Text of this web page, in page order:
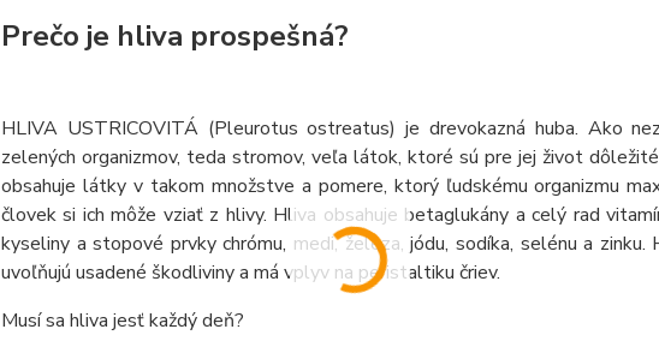
Prečo je hliva prospešná?
HLIVA USTRICOVITÁ (Pleurotus ostreatus) je drevokazná huba. Ako
zelených organizmov, teda stromov, veľa látok, ktoré sú pre jej život
obsahuje látky v takom množstve a pomere, ktorý ľudskému organizmu
človek si ich môže vziať z hlivy. Hliva obsahuje betaglukány a celý rad
kyseliny a stopové prvky chrómu, medi, železa, jódu, sodíka, selénu a
uvoľňujú usadené škodliviny a má vplyv na peristaltiku čriev.
Musí sa hliva jesť každý deň?